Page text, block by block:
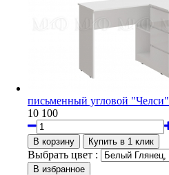
письменный угловой "Челси"
10 100
Выбрать цвет :